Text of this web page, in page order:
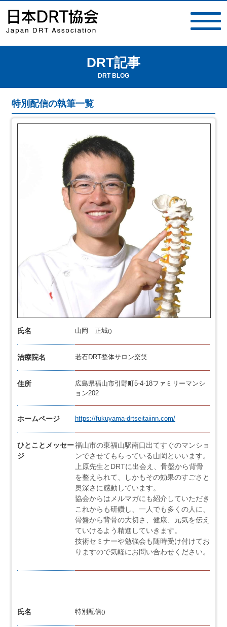
DRT記事
DRT BLOG
特別配信の執筆一覧
氏名 山岡 正城()
治療院名 若石DRT整体サロン楽笑
住所
広島県福山市引野町5-4-18ファミリーマンシ
ョン202
ホームページ https://fukuyama-drtseitaiinn.com/
ひとことメッセー
ジ
福山市の東福山駅南口出てすぐのマンショ
ンでさせてもらっている山岡といいます。
上原先生とDRTに出会え、骨盤から背骨
を整えられて、しかもその効果のすごさと
奥深さに感動しています。
協会からはメルマガにも紹介していただき
これからも研鑽し、一人でも多くの人に、
骨盤から背骨の大切さ、健康、元気を伝え
ていけるよう精進していきます。
技術セミナーや勉強会も随時受け付けてお
りますので気軽にお問い合わせください。
氏名 特別配信()